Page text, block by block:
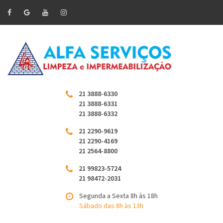
21 3888-6330
21 3888-6331
21 3888-6332
21 2290-9619
21 2290-4169
21 2564-8800
21 99823-5724
21 98472-2031
Segunda a Sexta 8h às 18h
Sábado das 8h às 13h